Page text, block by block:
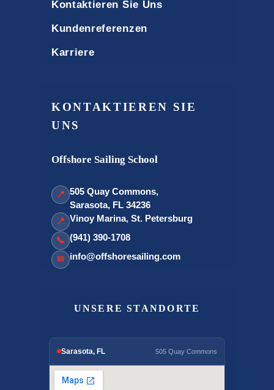
Kontaktieren Sie Uns
Kundenreferenzen
Karriere
KONTAKTIEREN SIE
UNS
Offshore Sailing School
📍 505 Quay Commons,
Sarasota, FL 34236
📍 Vinoy Marina, St. Petersburg
📞 (941) 390-1708
✉ info@offshoresailing.com
UNSERE STANDORTE
Sarasota, FL 505 Quay Commons